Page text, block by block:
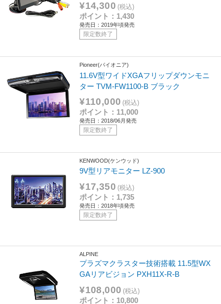
¥14,300 (税込)
ポイント：1,430
発売日：2019年頃発売
限定数終了
Pioneer(パイオニア)
11.6V型ワイドXGAフリップダウンモニ
ター TVM-FW1100-B ブラック
¥110,000 (税込)
ポイント：11,000
発売日：2018/06月発売
限定数終了
KENWOOD(ケンウッド)
9V型リアモニター LZ-900
¥17,350 (税込)
ポイント：1,735
発売日：2018年頃発売
限定数終了
ALPINE
プラズマクラスター技術搭載 11.5型WX
GAリアビジョン PXH11X-R-B
¥108,000 (税込)
ポイント：10,800